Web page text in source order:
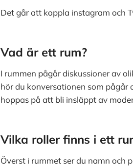
Det går att koppla instagram och
Vad är ett rum?
I rummen pågår diskussioner av
hör du konversationen som pågår
hoppas på att bli insläppt av
Vilka roller finns i ett
Överst i rummet ser du namn och